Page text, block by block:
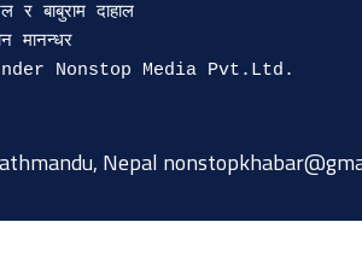
बाबुराम दाहाल
मानन्धर
Nepal